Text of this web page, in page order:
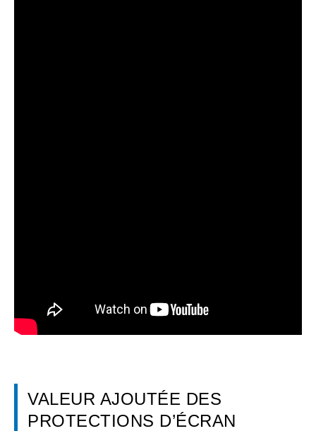
VALEUR AJOUTÉE DES
PROTECTIONS D’ÉCRAN